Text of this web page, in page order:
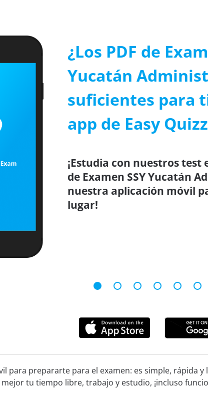
¿Los PDF de
Yucatán
suficientes para
app de Easy
¡Estudia con nuestros test
de Examen SSY Yucatán
nuestra aplicación móvil
lugar!
para prepararte para el examen: es simple, rápida
tu tiempo libre, trabajo y estudio, ¡incluso